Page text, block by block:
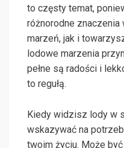
to częsty temat,
różnorodne
marzeń, jak i
lodowe marzenia
pełne są radości i
to regułą.
Kiedy widzisz lody w
wskazywać na
twoim życiu. Może